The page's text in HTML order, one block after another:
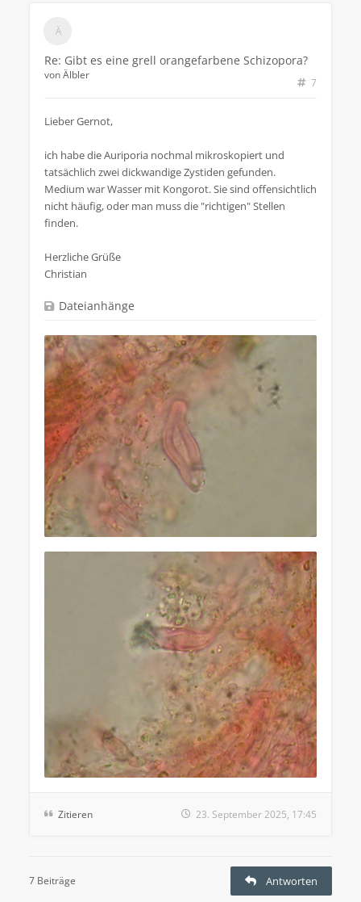
Re: Gibt es eine grell orangefarbene Schizopora?
7
vonÄlbler
Lieber Gernot,
ich habe die Auriporia nochmal mikroskopiert und
tatsächlich zwei dickwandige Zystiden gefunden.
Medium war Wasser mit Kongorot. Sie sind offensichtlich
nicht häufig, oder man muss die "richtigen" Stellen
finden.
Herzliche Grüße
Christian
Dateianhänge
Zitieren 23. September 2025, 17:45
7 Beiträge Antworten